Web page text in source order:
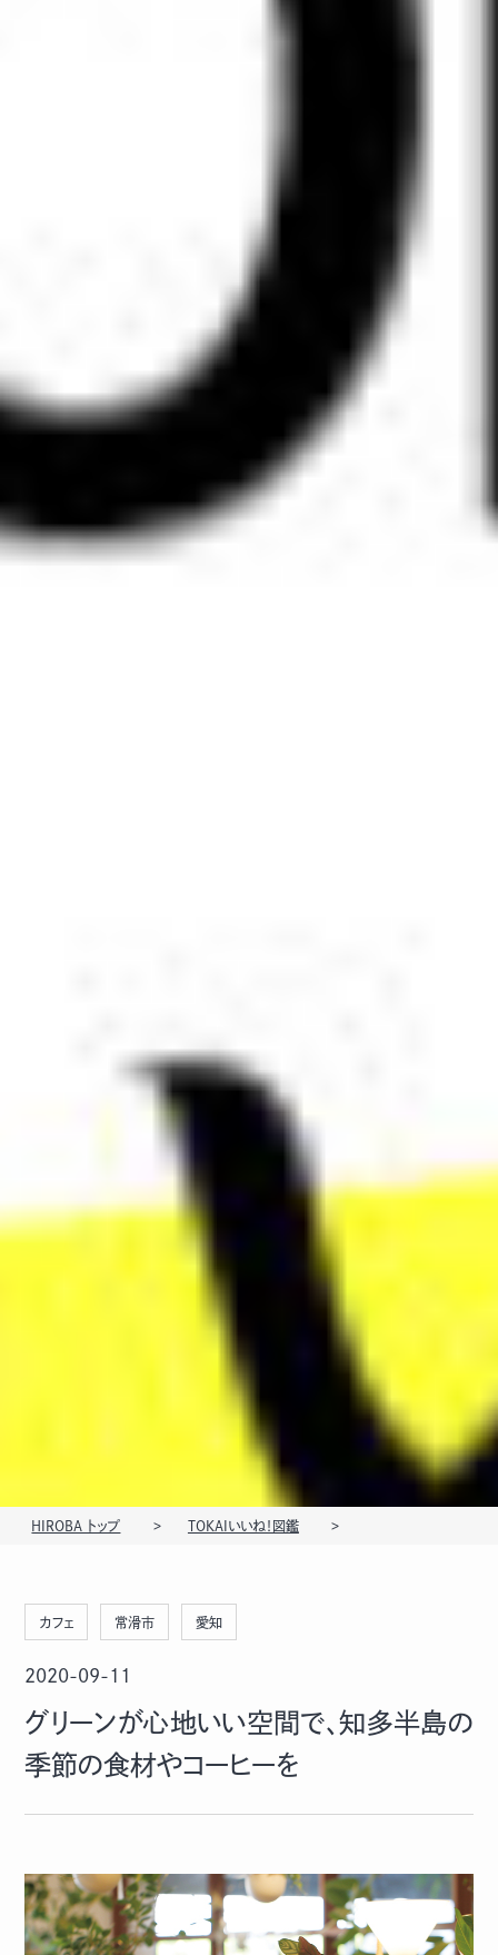
HIROBA トップ TOKAIいいね！図鑑
カフェ 常滑市 愛知
2020-09-11
グリーンが心地いい空間で、知多半島の
季節の食材やコーヒーを